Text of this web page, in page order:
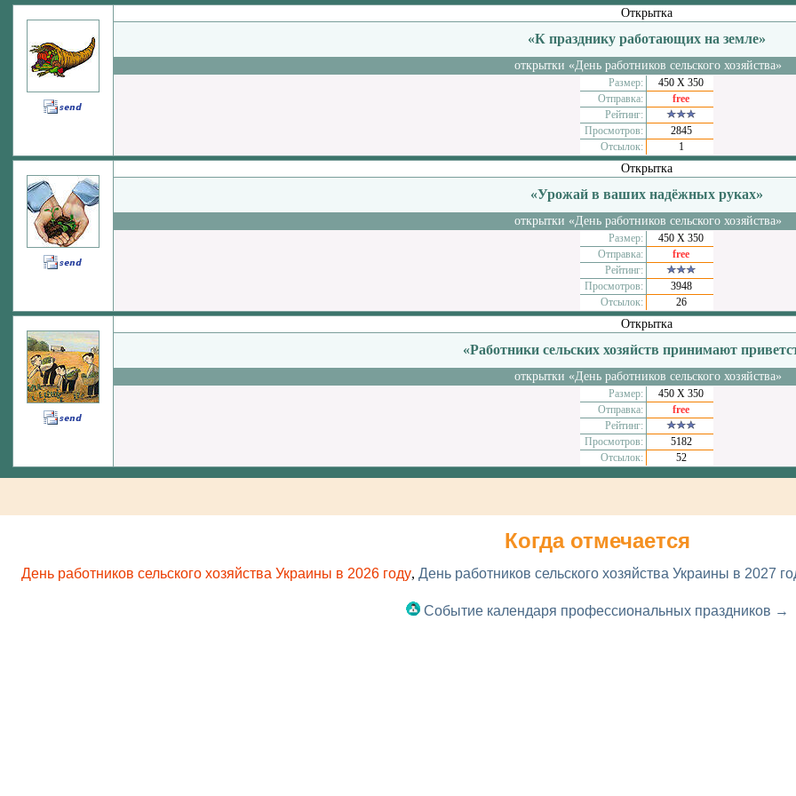
Открытка
«К празднику работающих на земле»
открытки «День работников сельского хозяйства»
Размер:
450 Х 350
Отправка:
free
Рейтинг:
Просмотров:
2845
Отсылок:
1
Открытка
«Урожай в ваших надёжных руках»
открытки «День работников сельского хозяйства»
Размер:
450 Х 350
Отправка:
free
Рейтинг:
Просмотров:
3948
Отсылок:
26
Открытка
«Работники сельских хозяйств принимают
открытки «День работников сельского хозяйства»
Размер:
450 Х 350
Отправка:
free
Рейтинг:
Просмотров:
5182
Отсылок:
52
Когда отмечается
День работников сельского хозяйства Украины в 2026 году, День работников сельского хозяйства Украины в 2027
Событие календаря профессиональных праздников →